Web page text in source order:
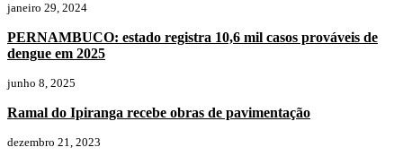
janeiro 29, 2024
PERNAMBUCO: estado registra 10,6 mil casos prováveis de
dengue em 2025
junho 8, 2025
Ramal do Ipiranga recebe obras de pavimentação
dezembro 21, 2023